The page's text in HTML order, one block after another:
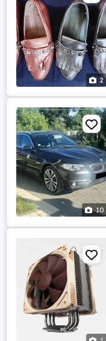
2
10